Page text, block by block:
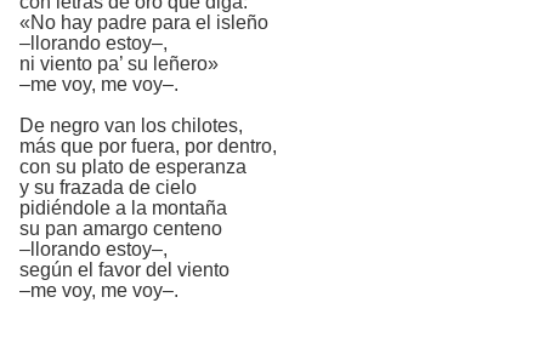
«No hay padre para el isleño
–llorando estoy–,
ni viento pa’ su leñero»
–me voy, me voy–.
De negro van los chilotes,
más que por fuera, por dentro,
con su plato de esperanza
y su frazada de cielo
pidiéndole a la montaña
su pan amargo centeno
–llorando estoy–,
según el favor del viento
–me voy, me voy–.